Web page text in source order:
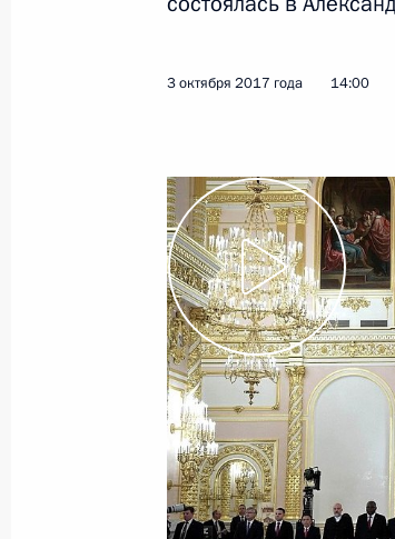
Встреча с
9 октября 2017 года, 14:00
8 октября 2017 года,
Обращение по случаю
и перерабатывающей
8 октября 2017 года, 09:00
3 октября 2017 года 14:00